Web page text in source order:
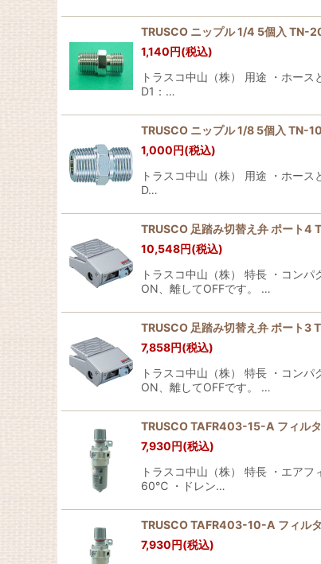
TRUSCO ニップル 1/4 5個入 TN-
1,140円(税込)
トラスコ中山（株） 用途 ・ホー
D1：…
TRUSCO ニップル 1/8 5個入 TN-
1,000円(税込)
トラスコ中山（株） 用途 ・ホー
D…
TRUSCO 足踏み切替え弁 ポー
10,548円(税込)
トラスコ中山（株） 特長 ・コン
ON、離してOFFです。 …
TRUSCO 足踏み切替え弁 ポー
7,858円(税込)
トラスコ中山（株） 特長 ・コン
ON、離してOFFです。 …
TRUSCO TAFR403-15-A フィル
7,930円(税込)
トラスコ中山（株） 特長 ・エア
60℃ ・ドレン…
TRUSCO TAFR403-10-A フィル
7,930円(税込)